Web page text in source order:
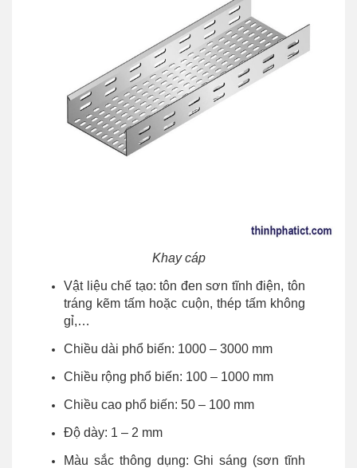
Khay cáp
Vật liệu chế tạo: tôn đen sơn tĩnh điện, tôn
tráng kẽm tấm hoặc cuộn, thép tấm không
gỉ,…
Chiều dài phổ biến: 1000 – 3000 mm
Chiều rộng phổ biến: 100 – 1000 mm
Chiều cao phổ biến: 50 – 100 mm
Độ dày: 1 – 2 mm
Màu sắc thông dụng: Ghi sáng (sơn tĩnh